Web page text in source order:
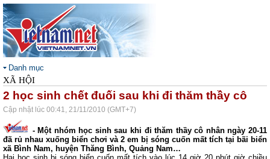
Danh mục
XÃ HỘI
2 học sinh chết đuối sau khi đi thăm thầy cô
Cập nhật lúc 00:41, 21/11/2010 (GMT+7)
- Một nhóm học sinh sau khi đi thăm thầy cô nhân ngày 20-11
đã rủ nhau xuống biển chơi và 2 em bị sóng cuốn mất tích tại bãi biển
xã Bình Nam, huyện Thăng Bình, Quảng Nam…